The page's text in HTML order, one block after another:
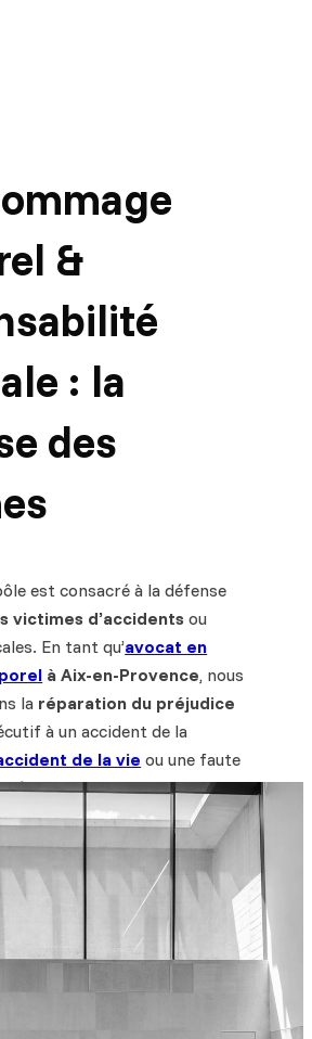
&
: la
des
est consacré à la défense
victimes d’accidents ou
En tant qu’avocat en
à Aix-en-Provence, nous
la réparation du préjudice
à un accident de la
de la vie ou une faute
rôle est d’obtenir une
couvrant l’ensemble
et
accident de la circulation
nos clients dès les